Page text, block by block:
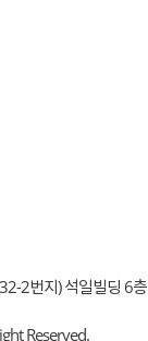
2번지) 석일빌딩 6층
Reserved.